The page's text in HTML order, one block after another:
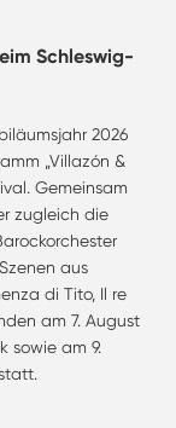
Schleswig-
2026
„Villazón &
Gemeinsam
zugleich die
aus
di Tito, Il re
am 7. August
sowie am 9.